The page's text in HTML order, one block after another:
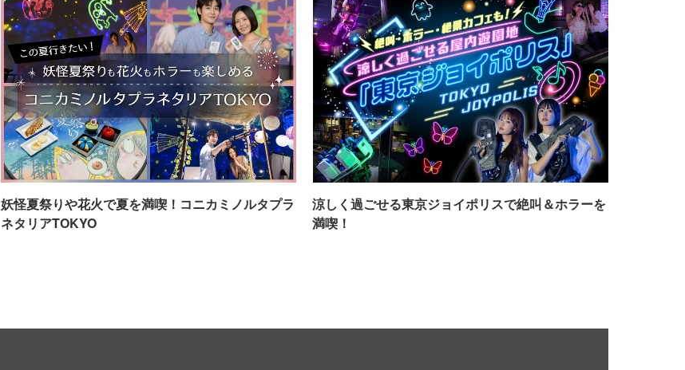
妖怪夏祭りや花火で夏を満喫！コニカミノルタプラ
ネタリアTOKYO
涼しく過ごせる東京ジョイポリスで絶叫＆ホラーを
満喫！